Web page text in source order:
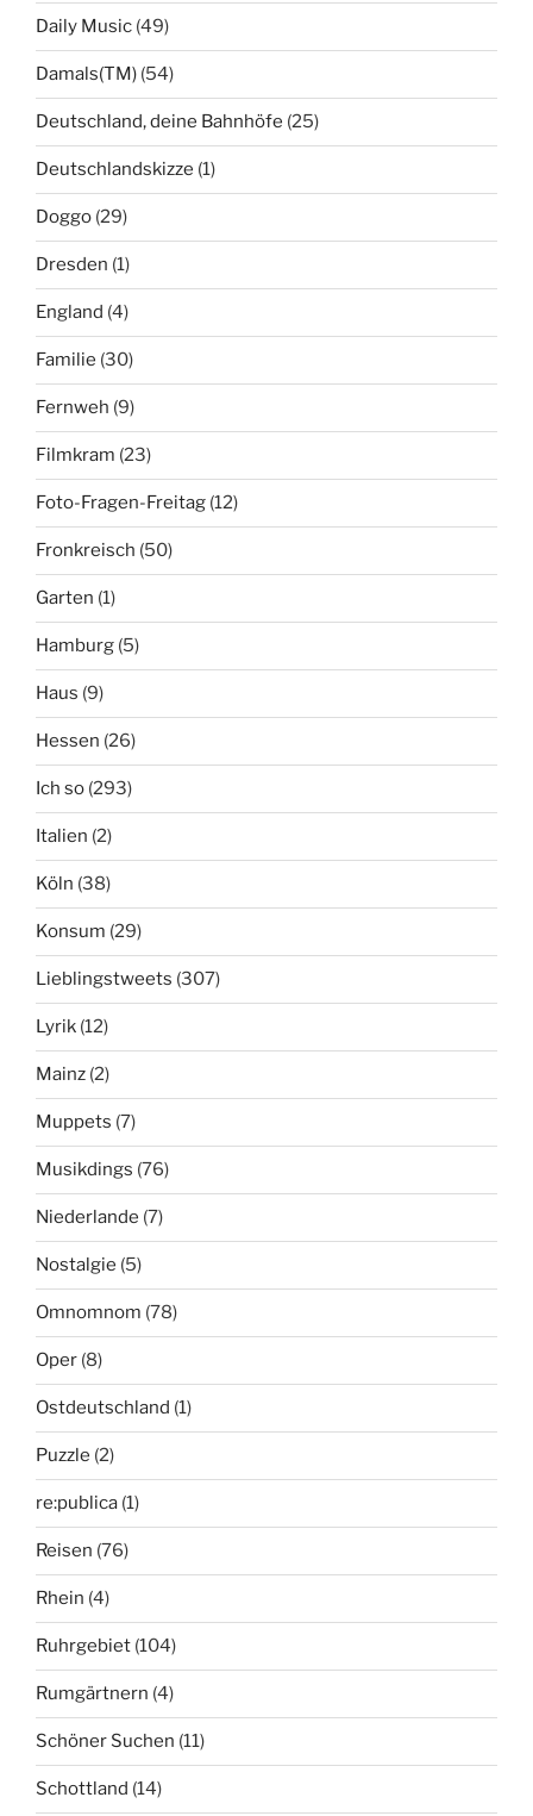
Daily Music (49)
Damals(TM) (54)
Deutschland, deine Bahnhöfe (25)
Deutschlandskizze (1)
Doggo (29)
Dresden (1)
England (4)
Familie (30)
Fernweh (9)
Filmkram (23)
Foto-Fragen-Freitag (12)
Fronkreisch (50)
Garten (1)
Hamburg (5)
Haus (9)
Hessen (26)
Ich so (293)
Italien (2)
Köln (38)
Konsum (29)
Lieblingstweets (307)
Lyrik (12)
Mainz (2)
Muppets (7)
Musikdings (76)
Niederlande (7)
Nostalgie (5)
Omnomnom (78)
Oper (8)
Ostdeutschland (1)
Puzzle (2)
re:publica (1)
Reisen (76)
Rhein (4)
Ruhrgebiet (104)
Rumgärtnern (4)
Schöner Suchen (11)
Schottland (14)